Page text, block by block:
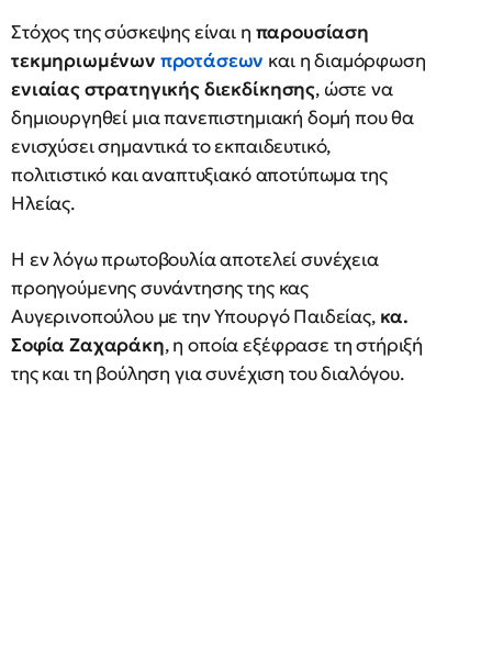
Στόχος της σύσκεψης είναι η παρουσίαση
τεκμηριωμένων προτάσεων και η διαμόρφωση
ενιαίας στρατηγικής διεκδίκησης, ώστε να
δημιουργηθεί μια πανεπιστημιακή δομή που θα
ενισχύσει σημαντικά το εκπαιδευτικό,
πολιτιστικό και αναπτυξιακό αποτύπωμα της
Ηλείας.
Η εν λόγω πρωτοβουλία αποτελεί συνέχεια
προηγούμενης συνάντησης της κας
Αυγερινοπούλου με την Υπουργό Παιδείας, κα.
Σοφία Ζαχαράκη, η οποία εξέφρασε τη στήριξή
της και τη βούληση για συνέχιση του διαλόγου.